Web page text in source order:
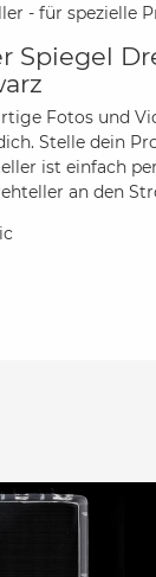
- für spezielle
Spiegel
Fotos und
Stelle dein
ist einfach
an den